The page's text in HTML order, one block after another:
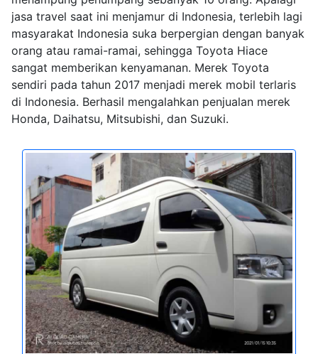
jasa travel saat ini menjamur di Indonesia, terlebih lagi
masyarakat Indonesia suka berpergian dengan banyak
orang atau ramai-ramai, sehingga Toyota Hiace
sangat memberikan kenyamanan. Merek Toyota
sendiri pada tahun 2017 menjadi merek mobil terlaris
di Indonesia. Berhasil mengalahkan penjualan merek
Honda, Daihatsu, Mitsubishi, dan Suzuki.